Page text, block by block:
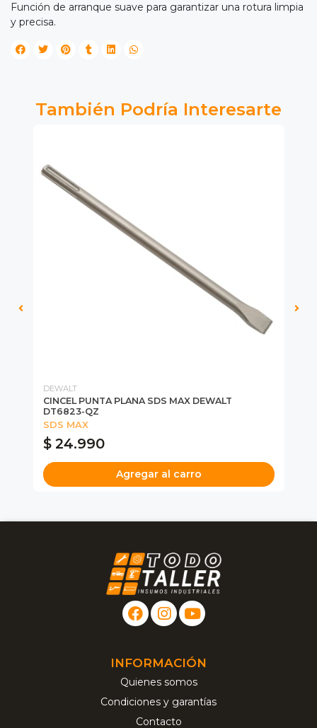
Función de arranque suave para garantizar una rotura limpia
y precisa.
También Podría Interesarte
DEWALT
CINCEL PUNTA PLANA SDS MAX DEWALT
DT6823-QZ
SDS MAX
$ 24.990
Agregar al carro
INFORMACIÓN
Quienes somos
Condiciones y garantías
Contacto